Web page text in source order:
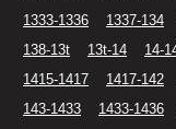
1333-1336
1337-134
138-13t
13t-14 14-
1415-1417
1417-142
143-1433
1433-1436